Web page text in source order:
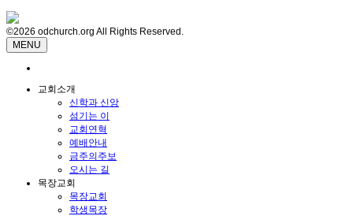
©2026 odchurch.org All Rights Reserved.
MENU
교회소개
신학과 신앙
섬기는 이
교회연혁
예배안내
금주의주보
오시는 길
목장교회
목장교회
학생목장